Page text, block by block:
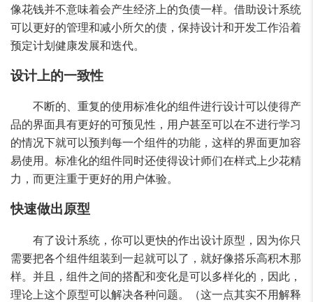
像花钱并不意味着会产生经济上的负债一样。借助设计系统
可以更好的管理和减小所欠的债，保持设计和开发工作沿着
预定计划健康发展和迭代。
设计上的一致性
不断的、重复的使用标准化的组件进行设计可以使得产
品的界面具有更好的可预见性，用户甚至可以在不进行学习
的情况下就可以预判每一个组件的功能，这样的界面更加容
易使用。标准化的组件同时还使得设计师们在样式上少花精
力，而更注重于更好的用户体验。
快速做出原型
有了设计系统，你可以更快的作出设计原型，因为你只
需要把各个组件组装到一起就可以了，就好像搭乐高积木那
样。并且，组件之间的搭配和变化是可以多样化的，因此，
理论上这个原型可以解决各种问题。（这一点其实不用解释